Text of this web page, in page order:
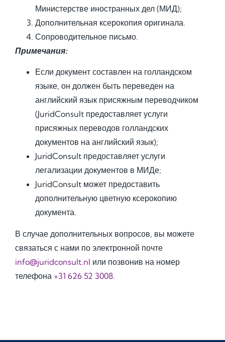
Министерстве иностранных дел (МИД);
Дополнительная ксерокопия оригинала.
Сопроводительное письмо.
Примечания:
Если документ составлен на голландском
языке, он должен быть переведен на
английский язык присяжным переводчиком
(JuridConsult предоставляет услуги
присяжных переводов голландских
документов на английский язык);
JuridConsult предоставляет услуги
легализации документов в МИДе;
JuridConsult может предоставить
дополнительную цветную ксерокопию
документа.
В случае дополнительных вопросов, вы можете
связаться с нами по электронной почте
info@juridconsult.nl или позвонив на номер
телефона +31 626 52 3008.